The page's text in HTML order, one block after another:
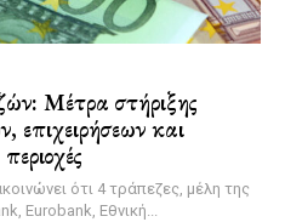
Μέτρα στήριξης
επιχειρήσεων και
ότι 4 τράπεζες, μέλη της
Eurobank, Εθνική...